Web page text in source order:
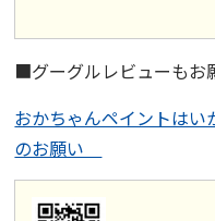
■グーグルレビューもお
おかちゃんペイントはい
のお願い